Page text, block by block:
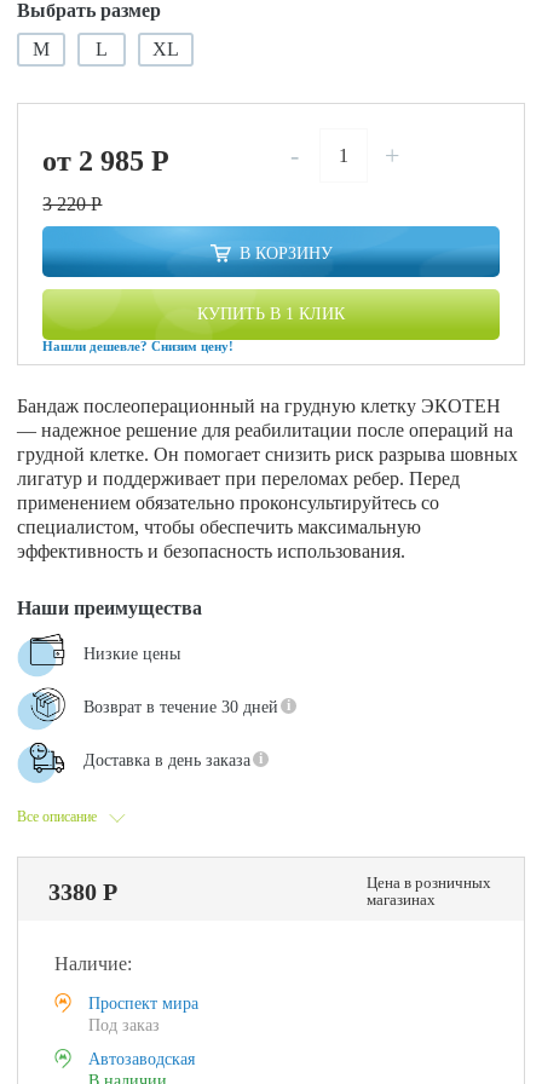
Выбрать размер
M
L XL
от 2 985P
3 220P
- +
В КОРЗИНУ
КУПИТЬ В 1 КЛИК
Нашли дешевле? Снизим цену!
Бандаж послеоперационный на грудную клетку ЭКОТЕН
— надежное решение для реабилитации после операций на
грудной клетке. Он помогает снизить риск разрыва шовных
лигатур и поддерживает при переломах ребер. Перед
применением обязательно проконсультируйтесь со
специалистом, чтобы обеспечить максимальную
эффективность и безопасность использования.
Все описание
Наши преимущества
Низкие цены
Возврат в течение 30 дней
Доставка в день заказа
3380 Р
Цена в розничных
магазинах
Наличие:
Проспект мира
Под заказ
Автозаводская